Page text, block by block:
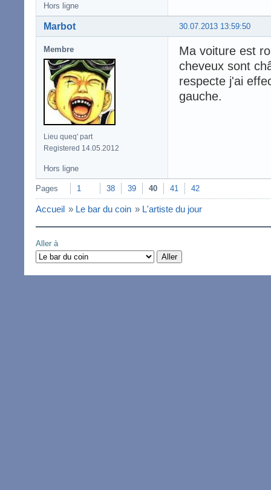
Hors ligne
30.07.2013 13:59:50
Marbot
Membre
Lieu queq' part
Registered 14.05.2012
Ma voiture est
cheveux sont
respecte j'ai
gauche.
Hors ligne
Pages 1 38 39 40 41 42
Accueil » Le bar du coin » L'artiste du jour
Aller à